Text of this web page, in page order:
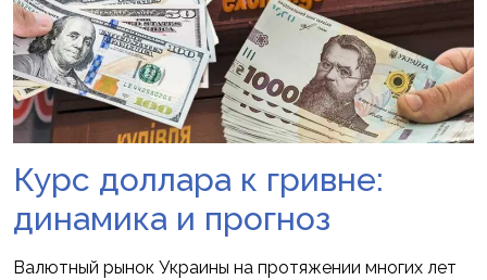
Курс доллара к гривне:
динамика и прогноз
Валютный рынок Украины на протяжении многих лет